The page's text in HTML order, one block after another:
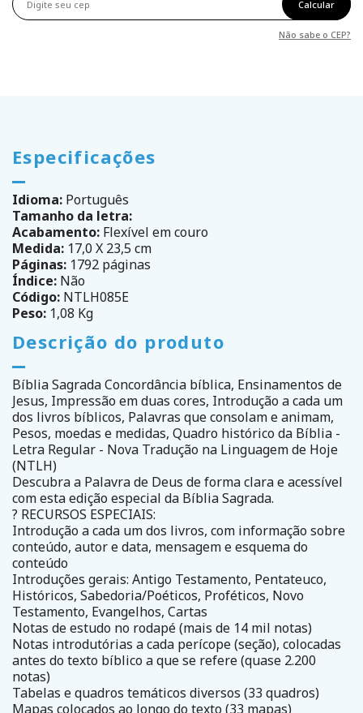
Calcular
Não sabe o CEP?
Especificações
Idioma: Português
Tamanho da letra:
Acabamento: Flexível em couro
Medida: 17,0 X 23,5 cm
Páginas: 1792 páginas
Índice: Não
Código: NTLH085E
Peso: 1,08 Kg
Descrição do produto
Bíblia Sagrada Concordância bíblica, Ensinamentos de
Jesus, Impressão em duas cores, Introdução a cada um
dos livros bíblicos, Palavras que consolam e animam,
Pesos, moedas e medidas, Quadro histórico da Bíblia -
Letra Regular - Nova Tradução na Linguagem de Hoje
(NTLH)
Descubra a Palavra de Deus de forma clara e acessível
com esta edição especial da Bíblia Sagrada.
? RECURSOS ESPECIAIS:
Introdução a cada um dos livros, com informação sobre
conteúdo, autor e data, mensagem e esquema do
conteúdo
Introduções gerais: Antigo Testamento, Pentateuco,
Históricos, Sabedoria/Poéticos, Proféticos, Novo
Testamento, Evangelhos, Cartas
Notas de estudo no rodapé (mais de 14 mil notas)
Notas introdutórias a cada perícope (seção), colocadas
antes do texto bíblico a que se refere (quase 2.200
notas)
Tabelas e quadros temáticos diversos (33 quadros)
Mapas colocados ao longo do texto (33 mapas)